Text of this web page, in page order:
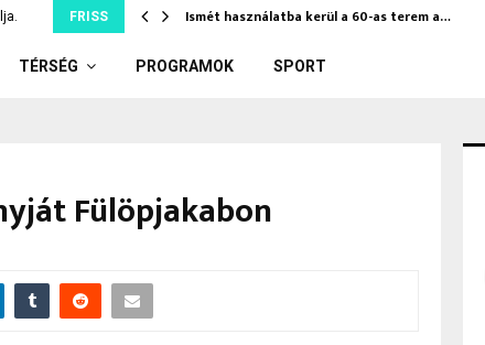
FRISS Ismét használatba kerül a 60-as terem a…
TÉRSÉG PROGRAMOK SPORT
Fülöpjakabon